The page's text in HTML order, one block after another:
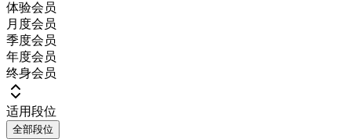
体验会员
月度会员
季度会员
年度会员
终身会员
适用段位
全部段位